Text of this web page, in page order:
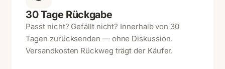
30 Tage Rückgabe
Passt nicht? Gefällt nicht? Innerhalb von 30
Tagen zurücksenden — ohne Diskussion.
Versandkosten Rückweg trägt der Käufer.